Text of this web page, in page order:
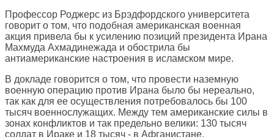
Профессор Роджерс из Брэдфордского университета
говорит о том, что подобная американская военная
акция привела бы к усилению позиций президента Ирана
Махмуда Ахмадинежада и обострила бы
антиамериканские настроения в исламском мире.
В докладе говорится о том, что провести наземную
военную операцию против Ирана было бы нереально,
так как для ее осуществления потребовалось бы 100
тысяч военнослужащих. Между тем американские силы в
зонах конфликтов и так предельно велики: 130 тысяч
солдат в Ираке и 18 тысяч - в Афганистане.